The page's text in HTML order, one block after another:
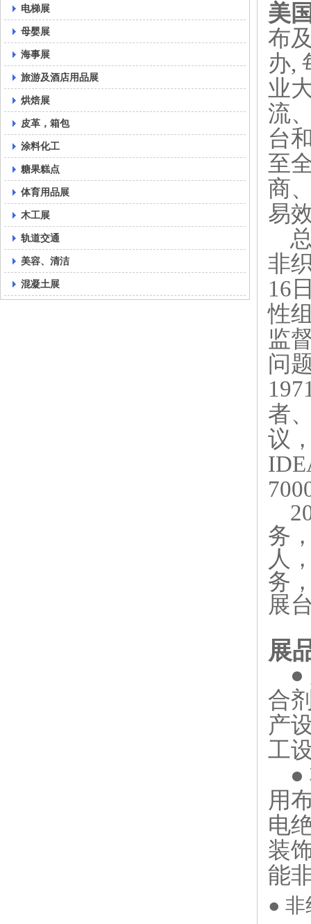
电梯展
母婴展
海事展
旅游及酒店用品展
烘焙展
皮革，箱包
涂料化工
糖果糕点
体育用品展
木工展
轨道交通
美容、清洁
混凝土展
美
布
办,
业
流
台
至
商
易
非
16
性
监
问
者
议
务
人
务
展
展
●
合
产
工
●
用
电
装
能
● 非